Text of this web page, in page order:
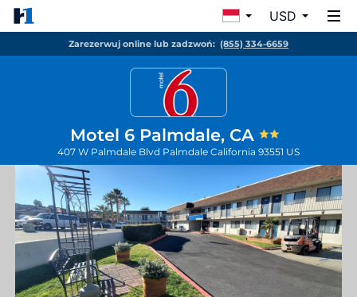
USD
Zarezerwuj online lub zadzwoń: (855) 334-6659
Motel 6 Palmdale, CA
407 W Palmdale Blvd Palmdale California 93551 US